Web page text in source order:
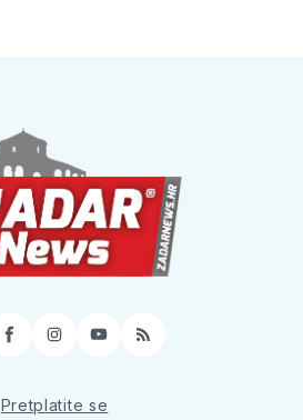
Facebook
Instagram
YouTube
RSS
Pretplatite se